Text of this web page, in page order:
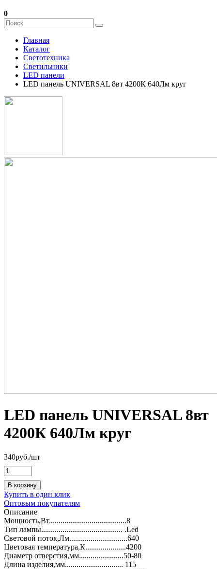
0
Главная
Каталог
Светотехника
Светильники
LED панели
LED панель UNIVERSAL 8вт 4200К 640Лм круг
LED панель UNIVERSAL 8вт
4200К 640Лм круг
340руб./шт
В корзину
Купить в один клик
Оптовым покупателям
Описание
Мощность,Вт........................................8
Тип лампы.......................................... .Led
Световой поток,Лм..............................640
Цветовая температура,К.....................4200
Диаметр отверстия,мм.......................50-80
Длина изделия,мм.............................. 115